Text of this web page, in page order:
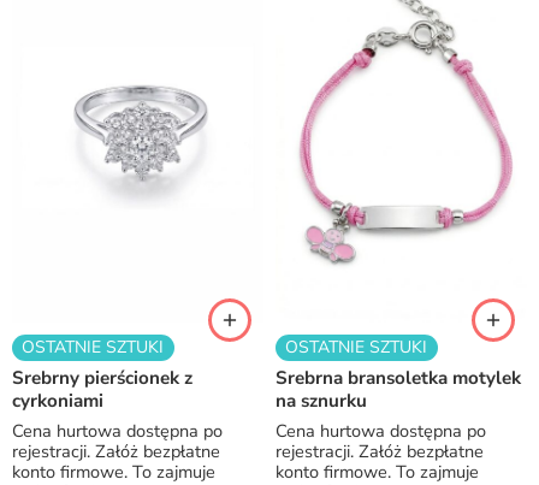
OSTATNIE SZTUKI
Srebrny pierścionek z
cyrkoniami
Cena hurtowa dostępna po
rejestracji. Załóż bezpłatne
konto firmowe. To zajmuje
OSTATNIE SZTUKI
Srebrna bransoletka motylek
na sznurku
Cena hurtowa dostępna po
rejestracji. Załóż bezpłatne
konto firmowe. To zajmuje